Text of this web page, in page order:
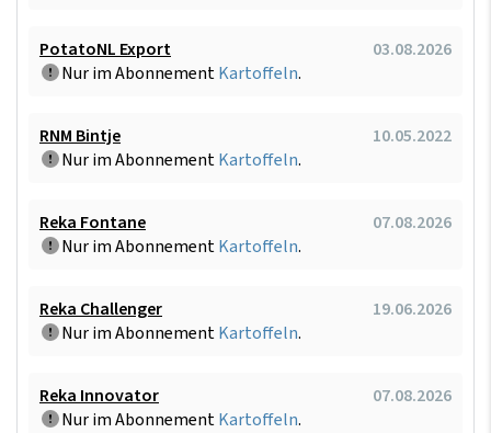
PotatoNL Export
03.08.2026
Nur im AbonnementKartoffeln.
RNM Bintje
10.05.2022
Nur im AbonnementKartoffeln.
Reka Fontane
07.08.2026
Nur im AbonnementKartoffeln.
Reka Challenger
19.06.2026
Nur im AbonnementKartoffeln.
Reka Innovator
07.08.2026
Nur im AbonnementKartoffeln.